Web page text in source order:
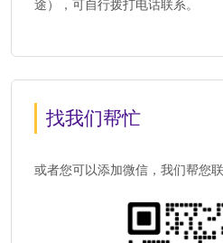
途），可自行拨打电话联系。
找我们帮忙
或者您可以添加微信，我们帮您联